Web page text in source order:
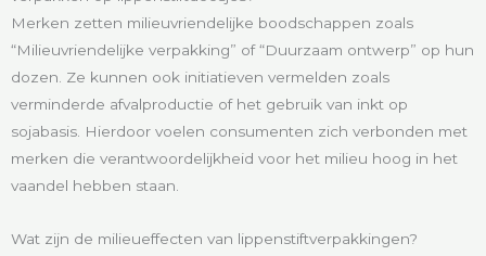
Merken zetten milieuvriendelijke boodschappen zoals
“Milieuvriendelijke verpakking” of “Duurzaam ontwerp” op hun
dozen. Ze kunnen ook initiatieven vermelden zoals
verminderde afvalproductie of het gebruik van inkt op
sojabasis. Hierdoor voelen consumenten zich verbonden met
merken die verantwoordelijkheid voor het milieu hoog in het
vaandel hebben staan.
Wat zijn de milieueffecten van lippenstiftverpakkingen?